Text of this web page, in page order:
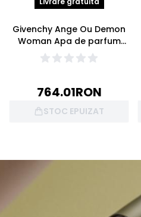
Givenchy Ange Ou Demon
Woman Apa de parfum
100ml
764.01RON
STOC EPUIZAT